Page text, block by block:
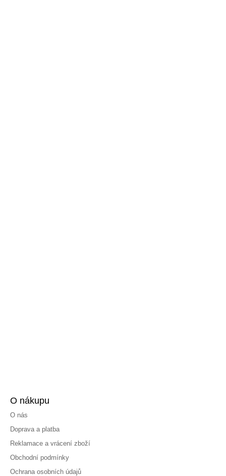
O nákupu
O nás
Doprava a platba
Reklamace a vrácení zboží
Obchodní podmínky
Ochrana osobních údajů